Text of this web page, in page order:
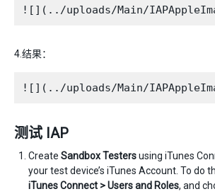
4.结果：
测试 IAP
Create Sandbox Testersusing iTunes
your test device’s iTunes Account. To do
iTunes Connect > Users and Roles, and